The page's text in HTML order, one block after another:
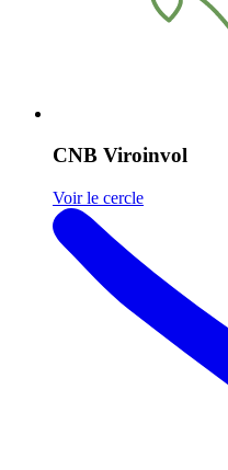
CNB Viroinvol
Voir le cercle